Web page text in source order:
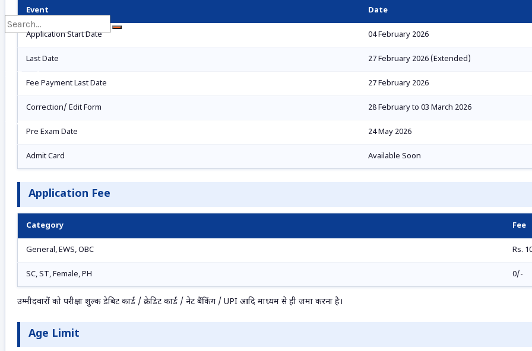
No Result
View All Result
Event Date
Application Start Date 04 February 2026
Last Date 27 February 2026 (Extended)
Fee Payment Last Date 27 February 2026
Correction/ Edit Form 28 February to 03 March 2026
Pre Exam Date 24 May 2026
Admit Card Available Soon
Application Fee
Category Fee
General, EWS, OBC Rs.
SC, ST, Female, PH 0/-
उम्मीदवारों को परीक्षा शुल्क डेबिट कार्ड / क्रेडिट कार्ड / नेट बैंकिंग / UPI आदि माध्यम से ही जमा करना है।
Age Limit